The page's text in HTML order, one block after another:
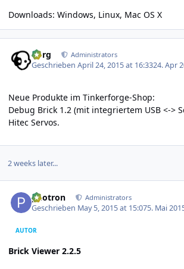
Downloads: Windows, Linux, Mac OS X
borg Administrators
GeschriebenApril 24, 2015 at 16:3324. Apr
Neue Produkte im Tinkerforge-Shop:
Debug Brick 1.2 (mit integriertem USB <->
Hitec Servos.
2 weeks later...
photron Administrators
Geschrieben May 5, 2015 at 15:075. Mai
AUTOR
Brick Viewer 2.2.5